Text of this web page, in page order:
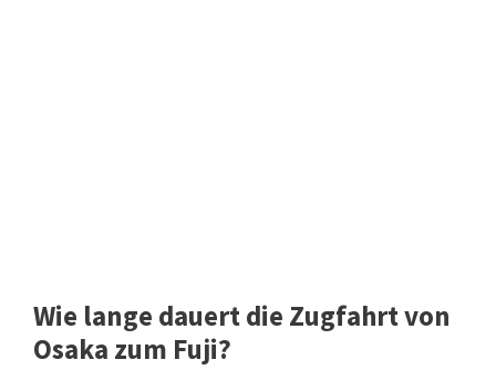
Wie lange dauert die Zugfahrt von
Osaka zum Fuji?